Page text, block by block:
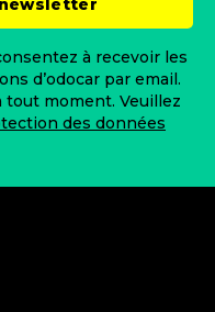
à recevoir les
d’odocar par email.
tout moment. Veuillez
des données